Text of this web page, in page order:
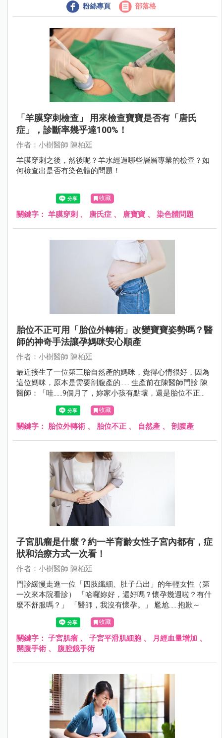
粉絲專頁 部落格
「羊膜穿刺檢查」 用來檢查寶寶是否有「唐氏
症」，診斷率幾乎達100%！
作者：小樹醫師 陳柏廷
羊膜穿刺之後，然後呢？羊水經過哪些層層專業的檢查？如
何檢查出是否有染色體的問題！
收藏
關鍵字： 羊膜穿刺 、 唐氏症 、 唐寶寶 、 染色體問題
胎位不正可用「胎位外轉術」改變寶寶姿勢嗎？醫
師的神奇手法讓孕媽咪安心順產
作者：小樹醫師 陳柏廷
最近接生了一位第三胎自然產的媽咪，覺得心情很好，因為
這位媽咪，原本是需要剖腹產的...... 生產前在陳醫師門診 陳
醫師：「哇......9個月了，妳家小孩有點壞，還是胎位不正
（臀位），不轉下來耶。這樣下去可能要開刀了！」 孕媽咪
孕婦：「我已經很認真做膝胸臥了，前兩胎都自然產，這胎
真的很不想剖腹。」
收藏
關鍵字： 胎位外轉術 、 胎位不正 、 自然產 、 剖腹產
子宮肌瘤是什麼？約一半育齡女性子宮內都有，症
狀和治療方式一次看！
作者：小樹醫師 陳柏廷
門診緩慢走進一位「四肢纖細、肚子凸出」的年輕女性（第
一次來本院看診） 「哈囉妳好，還好嗎？懷孕幾週啦？有什
麼不舒服嗎？」 「醫師，我沒有懷孕。」 尷尬……抱歉～
收藏
關鍵字： 子宮肌瘤 、 子宮平滑肌細胞、 月經血量增加 、
開腹手術 、 腹腔鏡手術